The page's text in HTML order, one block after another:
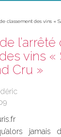
de classement des vins «
l’arrêté
vins «
Cru »